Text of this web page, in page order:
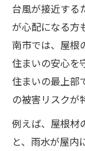
台風が接近する
が心配になる方
南市では、屋根
住まいの安心を
住まいの最上部
の被害リスクが
例えば、屋根材
と、雨水が屋内